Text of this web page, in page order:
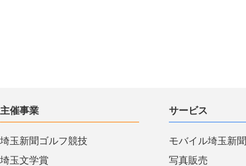
主催事業
埼玉新聞ゴルフ競技
埼玉文学賞
サービス
モバイル埼玉新聞
写真販売